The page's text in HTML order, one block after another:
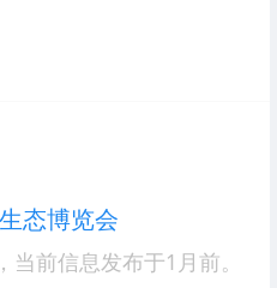
态博览会
，当前信息发布于1月前。